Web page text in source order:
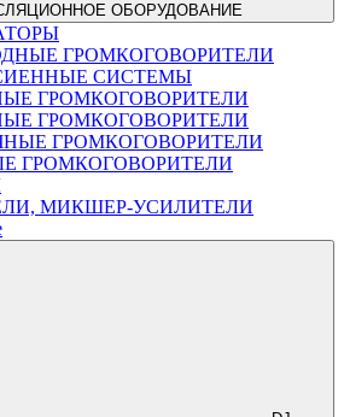
ОБОРУДОВАНИЕ
ГРОМКОГОВОРИТЕЛИ
СИСТЕМЫ
ГРОМКОГОВОРИТЕЛИ
ГРОМКОГОВОРИТЕЛИ
ГРОМКОГОВОРИТЕЛИ
ГРОМКОГОВОРИТЕЛИ
МИКШЕР-УСИЛИТЕЛИ